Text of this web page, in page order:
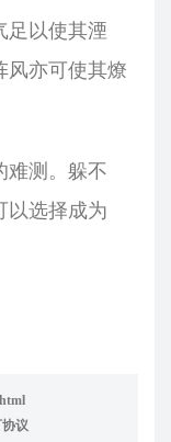
足以使其湮
风亦可使其燎
难测。躲不
以选择成为
议